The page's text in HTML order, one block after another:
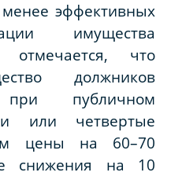
эффективных
имущества
что
должников
публичном
или четвертые
цены на 60–70
снижения на 10